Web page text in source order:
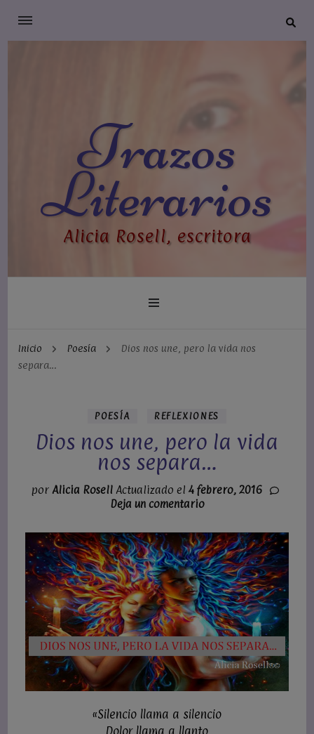
Trazos
Literarios
Alicia Rosell, escritora
Inicio Poesía
Dios nos une, pero la vida nos
separa…
POESÍA REFLEXIONES
Dios nos une, pero la vida
nos separa…
por Alicia Rosell Actualizado el 4 febrero, 2016
Deja un comentarioen
nos
une,
pero
la
vida
nos
separa…
«Silencio llama a silencio
Dolor llama a llanto